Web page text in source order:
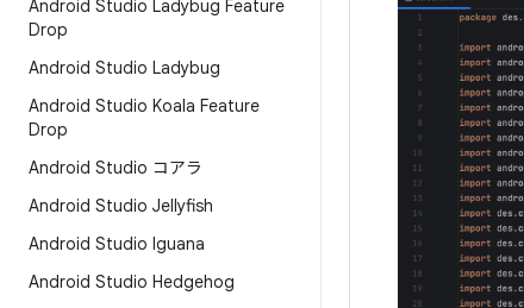
Android Studio Ladybug Feature
Drop
Android Studio Ladybug
Android Studio Koala Feature
Drop
Android Studio コアラ
Android Studio Jellyfish
Android Studio Iguana
Android Studio Hedgehog